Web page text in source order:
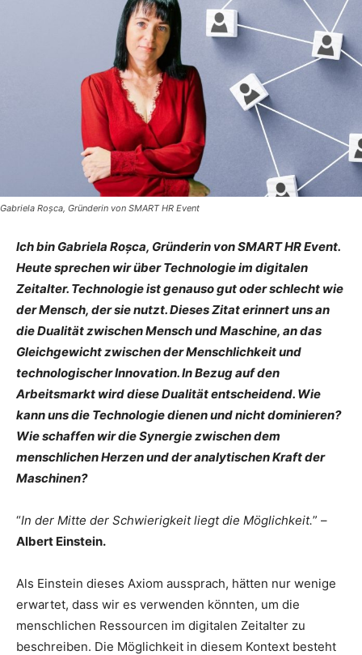
Gabriela Roșca, Gründerin von SMART HR Event
Ich bin Gabriela Roșca, Gründerin von SMART HR Event.
Heute sprechen wir über Technologie im digitalen
Zeitalter. Technologie ist genauso gut oder schlecht wie
der Mensch, der sie nutzt. Dieses Zitat erinnert uns an
die Dualität zwischen Mensch und Maschine, an das
Gleichgewicht zwischen der Menschlichkeit und
technologischer Innovation. In Bezug auf den
Arbeitsmarkt wird diese Dualität entscheidend. Wie
kann uns die Technologie dienen und nicht dominieren?
Wie schaffen wir die Synergie zwischen dem
menschlichen Herzen und der analytischen Kraft der
Maschinen?
“In der Mitte der Schwierigkeit liegt die Möglichkeit.” –
Albert Einstein.
Als Einstein dieses Axiom aussprach, hätten nur wenige
erwartet, dass wir es verwenden könnten, um die
menschlichen Ressourcen im digitalen Zeitalter zu
beschreiben. Die Möglichkeit in diesem Kontext besteht